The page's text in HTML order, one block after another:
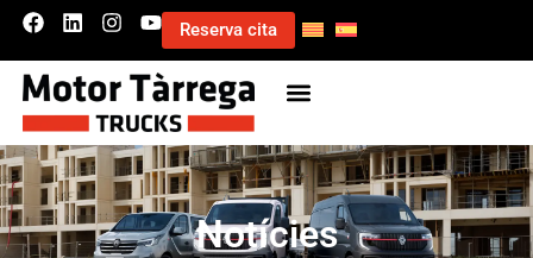
Reserva cita
Notícies